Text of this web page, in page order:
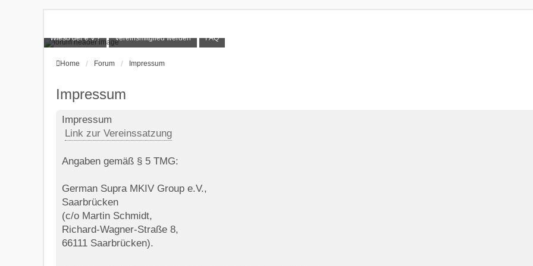
Wieso der e.V.?
Vereinsmitglied werden FAQ
Home Forum Impressum
Impressum
Impressum
Link zur Vereinssatzung
Angaben gemäß § 5 TMG:
German Supra MKIV Group e.V.,
Saarbrücken
(c/o Martin Schmidt,
Richard-Wagner-Straße 8,
66111 Saarbrücken).